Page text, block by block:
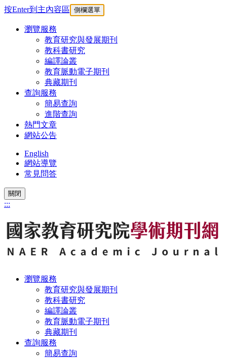
按Enter到主內容區 側欄選單
瀏覽服務
教育研究與發展期刊
教科書研究
編譯論叢
教育脈動電子期刊
典藏期刊
查詢服務
簡易查詢
進階查詢
熱門文章
網站公告
English
網站導覽
常見問答
關閉
:::
瀏覽服務
教育研究與發展期刊
教科書研究
編譯論叢
教育脈動電子期刊
典藏期刊
查詢服務
簡易查詢